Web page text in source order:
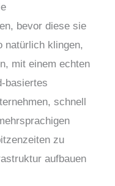
bevor diese sie
natürlich klingen,
mit einem echten
basiertes
schnell
zu
aufbauen